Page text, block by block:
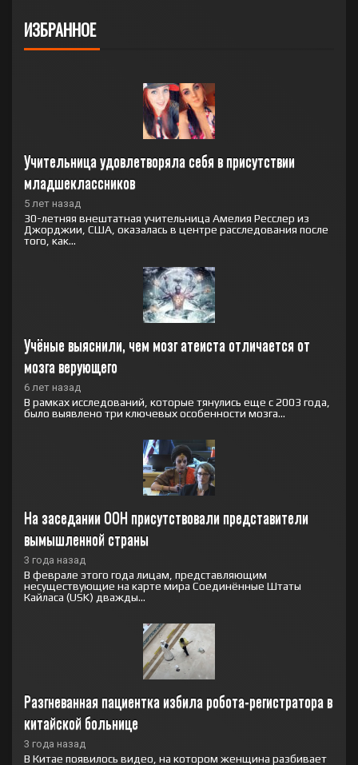
ИЗБРАННОЕ
Учительница удовлетворяла себя в присутствии
младшеклассников
5 лет назад
30-летняя внештатная учительница Амелия Ресслер из
Джорджии, США, оказалась в центре расследования после
того, как...
Учёные выяснили, чем мозг атеиста отличается от
мозга верующего
6 лет назад
В рамках исследований, которые тянулись еще с 2003 года,
было выявлено три ключевых особенности мозга...
На заседании ООН присутствовали представители
вымышленной страны
3 года назад
В феврале этого года лицам, представляющим
несуществующие на карте мира Соединённые Штаты
Кайласа (USK) дважды...
Разгневанная пациентка избила робота-регистратора в
китайской больнице
3 года назад
В Китае появилось видео, на котором женщина разбивает